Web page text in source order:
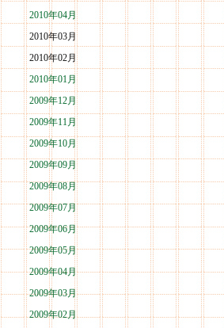
2010年04月
2010年03月
2010年02月
2010年01月
2009年12月
2009年11月
2009年10月
2009年09月
2009年08月
2009年07月
2009年06月
2009年05月
2009年04月
2009年03月
2009年02月